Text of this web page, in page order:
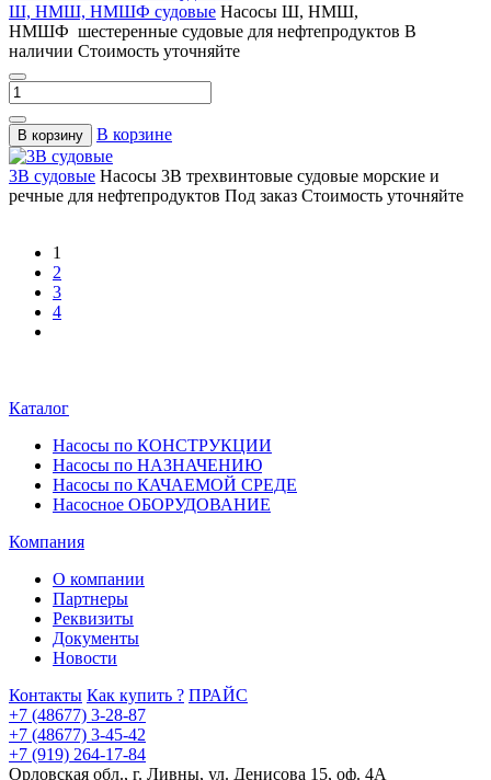
Ш, НМШ, НМШФ судовые Насосы Ш, НМШ,
НМШФ шестеренные судовые для нефтепродуктов В
наличии Стоимость уточняйте
В корзину В корзине
3В судовые Насосы 3В трехвинтовые судовые морские и
речные для нефтепродуктов Под заказ Стоимость уточняйте
1
2
3
4
Каталог
Насосы по КОНСТРУКЦИИ
Насосы по НАЗНАЧЕНИЮ
Насосы по КАЧАЕМОЙ СРЕДЕ
Насосное ОБОРУДОВАНИЕ
Компания
О компании
Партнеры
Реквизиты
Документы
Новости
Контакты Как купить ? ПРАЙС
+7 (48677) 3-28-87
+7 (48677) 3-45-42
+7 (919) 264-17-84
Орловская обл., г. Ливны, ул. Денисова 15, оф. 4А